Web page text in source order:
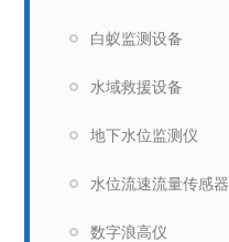
白蚁监测设备
水域救援设备
地下水位监测仪
水位流速流量传感器
数字浪高仪